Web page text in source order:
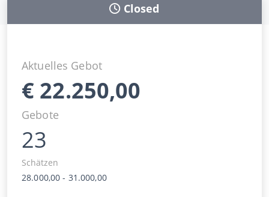
Closed
Aktuelles Gebot
€ 22.250,00
Gebote
23
Schätzen
28.000,00 - 31.000,00